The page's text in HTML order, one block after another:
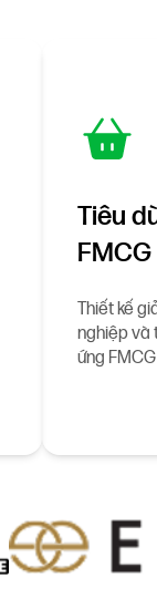
Tiêu
FMCG
Thiết kế
nghiệp và
ứng FMCG